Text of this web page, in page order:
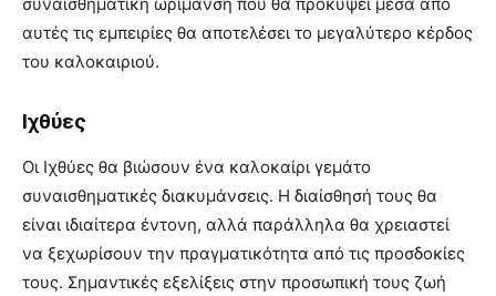
αυτές τις εμπειρίες θα αποτελέσει το μεγαλύτερο κέρδος
του καλοκαιριού.
Ιχθύες
Οι Ιχθύες θα βιώσουν ένα καλοκαίρι γεμάτο
συναισθηματικές διακυμάνσεις. Η διαίσθησή τους θα
είναι ιδιαίτερα έντονη, αλλά παράλληλα θα χρειαστεί
να ξεχωρίσουν την πραγματικότητα από τις προσδοκίες
τους. Σημαντικές εξελίξεις στην προσωπική τους ζωή